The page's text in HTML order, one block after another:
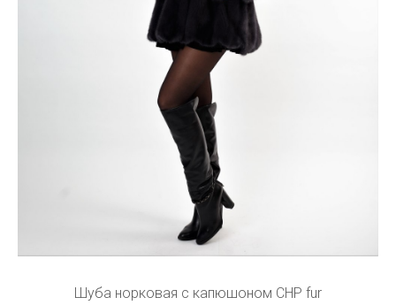
Шуба норковая с капюшоном CHP fur